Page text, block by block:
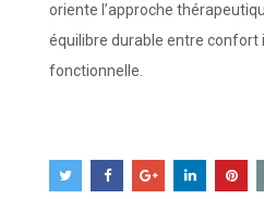
oriente l’approche
équilibre durable entre
fonctionnelle.